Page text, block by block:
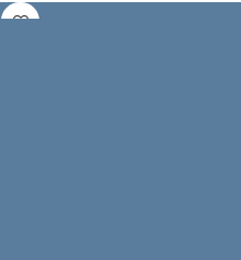
63mm -Vekt: 2,6kg